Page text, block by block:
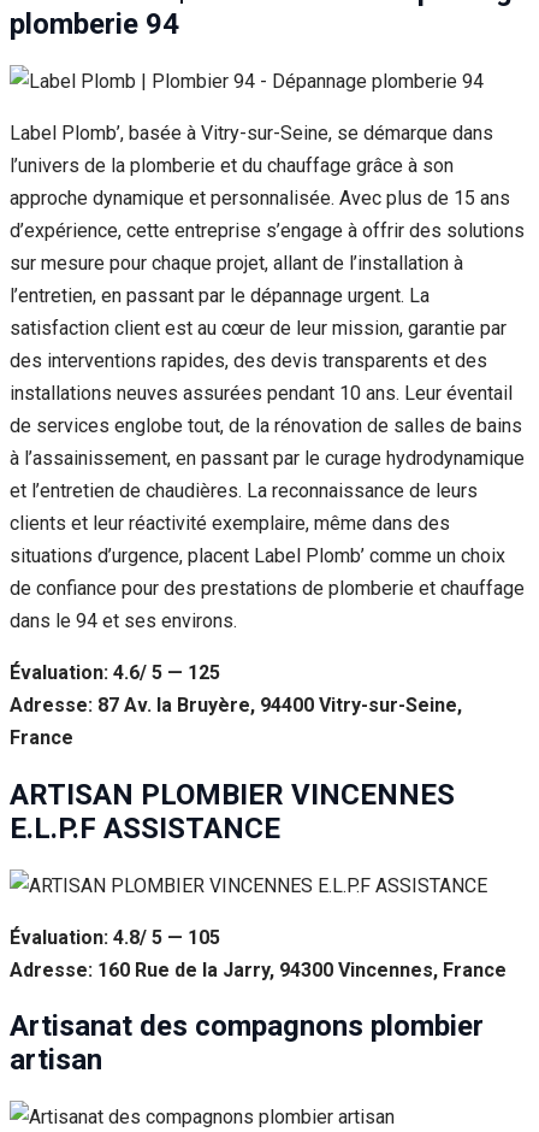
plomberie 94
Label Plomb’, basée à Vitry-sur-Seine, se démarque dans
l’univers de la plomberie et du chauffage grâce à son
approche dynamique et personnalisée. Avec plus de 15 ans
d’expérience, cette entreprise s’engage à offrir des solutions
sur mesure pour chaque projet, allant de l’installation à
l’entretien, en passant par le dépannage urgent. La
satisfaction client est au cœur de leur mission, garantie par
des interventions rapides, des devis transparents et des
installations neuves assurées pendant 10 ans. Leur éventail
de services englobe tout, de la rénovation de salles de bains
à l’assainissement, en passant par le curage hydrodynamique
et l’entretien de chaudières. La reconnaissance de leurs
clients et leur réactivité exemplaire, même dans des
situations d’urgence, placent Label Plomb’ comme un choix
de confiance pour des prestations de plomberie et chauffage
dans le 94 et ses environs.
Évaluation: 4.6/ 5 — 125
Adresse: 87 Av. la Bruyère, 94400 Vitry-sur-Seine,
France
ARTISAN PLOMBIER VINCENNES
E.L.P.F ASSISTANCE
Évaluation: 4.8/ 5 — 105
Adresse: 160 Rue de la Jarry, 94300 Vincennes, France
Artisanat des compagnons plombier
artisan